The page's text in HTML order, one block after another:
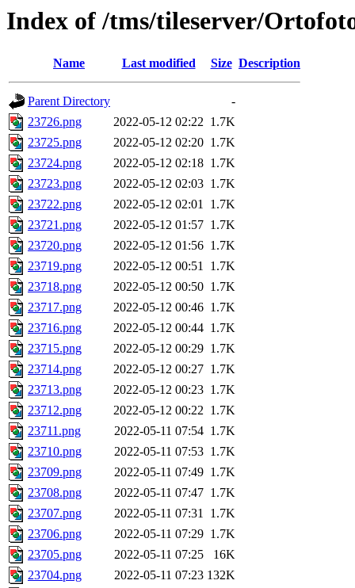
Index of /tms/tileserver/
Name Last modified Size Description
Parent Directory
-
23726.png
2022-05-12 02:22 1.7K
23725.png
2022-05-12 02:20 1.7K
23724.png
2022-05-12 02:18 1.7K
23723.png
2022-05-12 02:03 1.7K
23722.png
2022-05-12 02:01 1.7K
23721.png
2022-05-12 01:57 1.7K
23720.png
2022-05-12 01:56 1.7K
23719.png
2022-05-12 00:51 1.7K
23718.png
2022-05-12 00:50 1.7K
23717.png
2022-05-12 00:46 1.7K
23716.png
2022-05-12 00:44 1.7K
23715.png
2022-05-12 00:29 1.7K
23714.png
2022-05-12 00:27 1.7K
23713.png
2022-05-12 00:23 1.7K
23712.png
2022-05-12 00:22 1.7K
23711.png
2022-05-11 07:54 1.7K
23710.png
2022-05-11 07:53 1.7K
23709.png
2022-05-11 07:49 1.7K
23708.png
2022-05-11 07:47 1.7K
23707.png
2022-05-11 07:31 1.7K
23706.png
2022-05-11 07:29 1.7K
23705.png
2022-05-11 07:25
16K
23704.png
2022-05-11 07:23 132K